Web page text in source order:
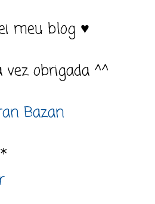
meu blog ♥
obrigada ^^
Bazan